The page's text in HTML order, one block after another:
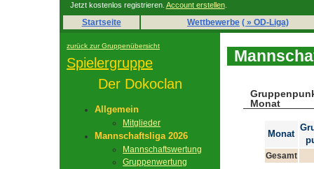
Jetzt kostenlos registrieren. Account erstellen.
Startseite Wettbewerbe ( » OD-Liga)
zurück zur Gruppenübersicht
Spielergruppe
Der Dokoclan
Allgemein
Mitglieder
Mannschaftsliga 2026
Mannschaftswertung
Gruppenwertung
Monat
Monat
Gesamt